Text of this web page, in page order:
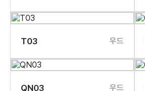
T03 우드
QN03 우드